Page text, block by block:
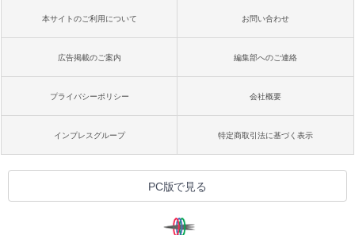
本サイトのご利用について お問い合わせ
広告掲載のご案内 編集部へのご連絡
プライバシーポリシー 会社概要
インプレスグループ 特定商取引法に基づく表示
PC版で見る